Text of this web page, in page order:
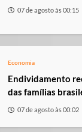
07 de agosto às 00:15
Economia
Endividamento
das famílias
07 de agosto às 00:02